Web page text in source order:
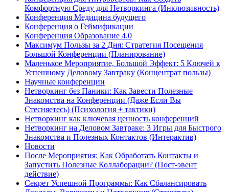
Комфортную Среду для Нетворкинга (Инклюзивность)
Конференция Медицина будущего
Конференция о Геймификации
Конференция Образование 4.0
Максимум Пользы за 2 Дня: Стратегия Посещения
Большой Конференции (Планирование)
Маленькое Мероприятие, Большой Эффект: 5 Ключей к
Успешному Деловому Завтраку (Концентрат пользы)
Научные конференции
Нетворкинг без Паники: Как Завести Полезные
Знакомства на Конференции (Даже Если Вы
Стесняетесь) (Психология + тактики)
Нетворкинг как ключевая ценность конференций
Нетворкинг на Деловом Завтраке: 3 Игры для Быстрого
Знакомства и Полезных Контактов (Интерактив)
Новости
После Мероприятия: Как Обработать Контакты и
Запустить Полезные Коллаборации? (Пост-эвент
действие)
Секрет Успешной Программы: Как Сбалансировать